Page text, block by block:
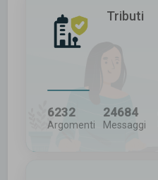
Tributi
6232
Argomenti
24684
Messaggi